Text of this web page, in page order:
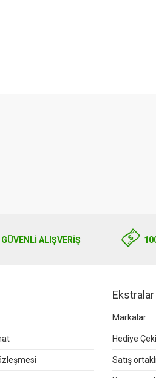
ALIŞVERİŞ
Ekstralar
Markalar
Hediye Çeki
Satış